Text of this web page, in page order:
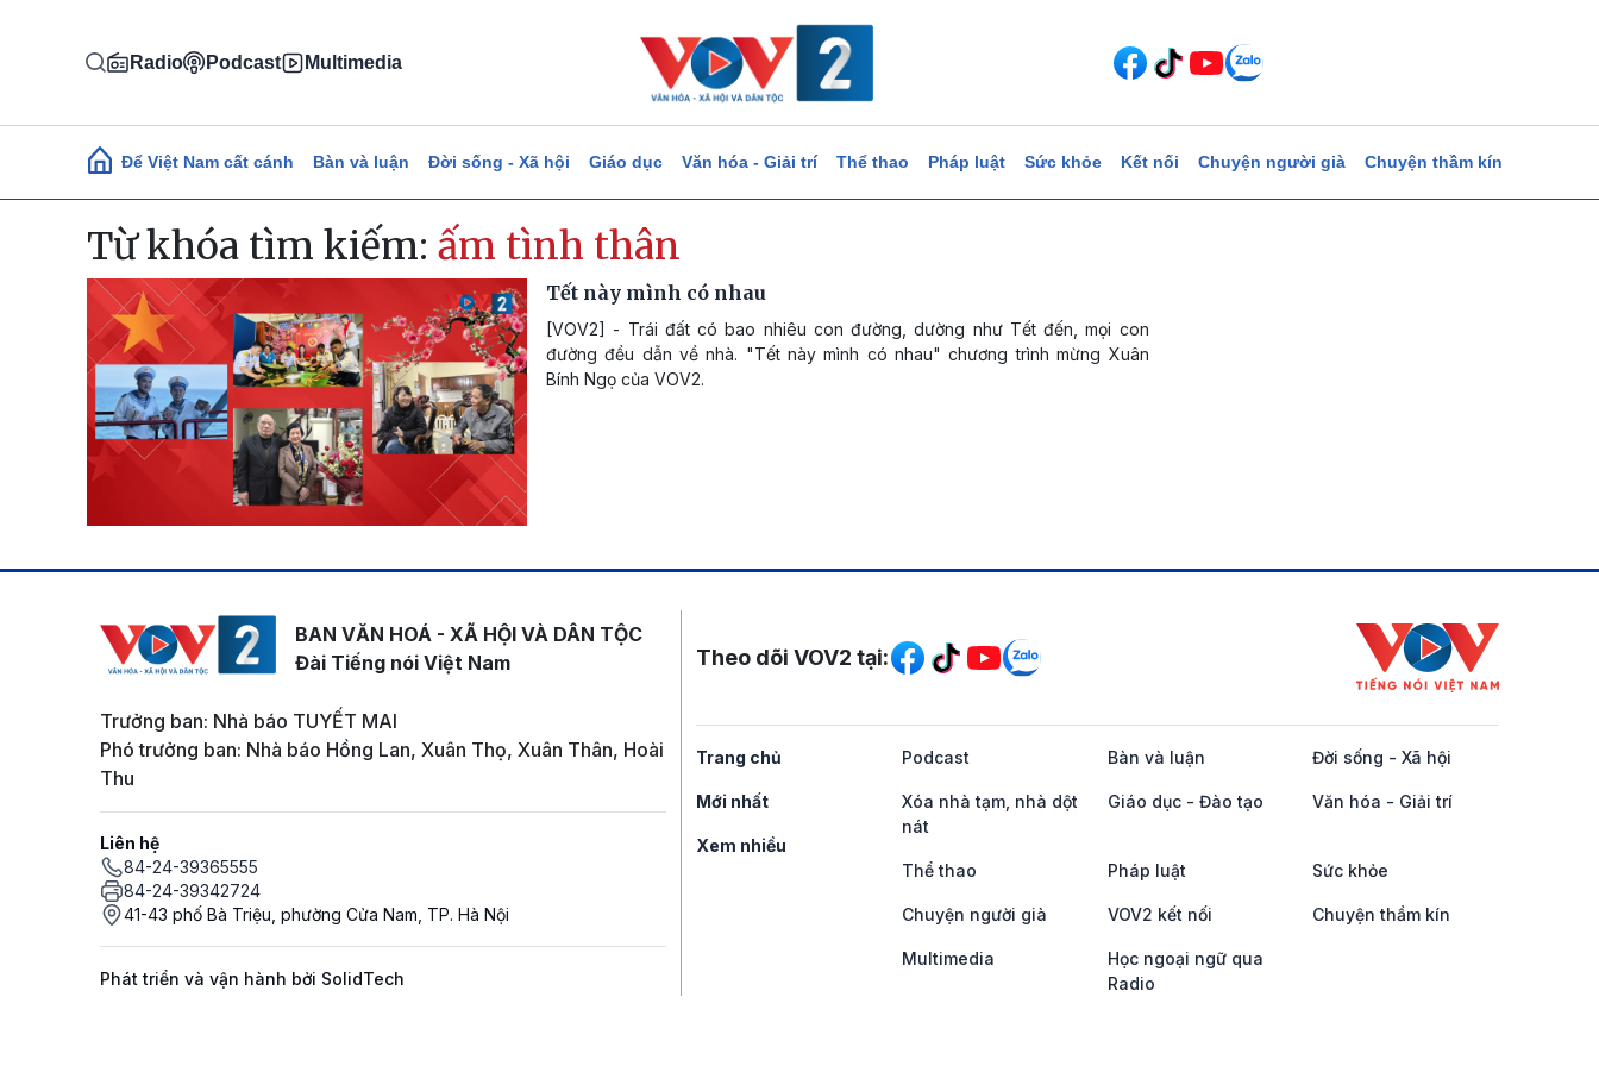
Radio Podcast Multimedia
Main navigation
Để Việt Nam cất cánh Bàn và luận Đời sống - Xã hội Giáo dục Văn hóa - Giải trí Thể thao Pháp luật Sức khỏe Kết nối Chuyện người già Chuyện thầm kín
Từ khóa tìm kiếm: ấm tình thân
Tết này mình có nhau
[VOV2] - Trái đất có bao nhiêu con đường, dường như Tết đến, mọi con
đường đều dẫn về nhà. "Tết này mình có nhau" chương trình mừng Xuân
Bính Ngọ của VOV2.
BAN VĂN HOÁ - XÃ HỘI VÀ DÂN TỘC
Đài Tiếng nói Việt Nam
Trưởng ban: Nhà báo TUYẾT MAI
Phó trưởng ban: Nhà báo Hồng Lan, Xuân Thọ, Xuân Thân, Hoài
Thu
Liên hệ
84-24-39365555
84-24-39342724
41-43 phố Bà Triệu, phường Cửa Nam, TP. Hà Nội
Phát triển và vận hành bởi SolidTech
Mạng xã hội
Theo dõi VOV2 tại:
Trang chủ
Mới nhất
Xem nhiều
Podcast Bàn và luận Đời sống - Xã hội
Xóa nhà tạm, nhà dột
nát
Giáo dục - Đào tạo Văn hóa - Giải trí
Thể thao Pháp luật Sức khỏe
Chuyện người già VOV2 kết nối Chuyện thầm kín
Multimedia
Học ngoại ngữ qua
Radio